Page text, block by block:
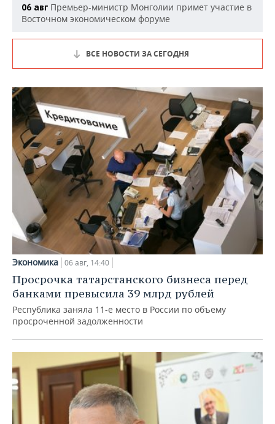
06 авг Премьер-министр Монголии примет участие в
Восточном экономическом форуме
ВСЕ НОВОСТИ ЗА СЕГОДНЯ
Экономика 06 авг, 14:40
Просрочка татарстанского бизнеса перед
банками превысила 39 млрд рублей
Республика заняла 11-е место в России по объему
просроченной задолженности